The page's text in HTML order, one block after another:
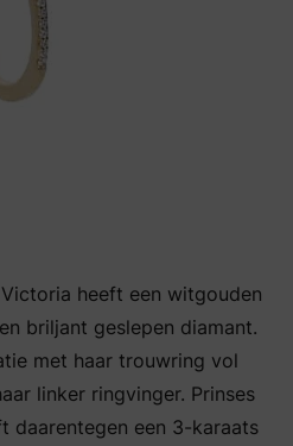
heeft een witgouden
briljant geslepen diamant.
met haar trouwring vol
linker ringvinger. Prinses
daarentegen een 3-karaats